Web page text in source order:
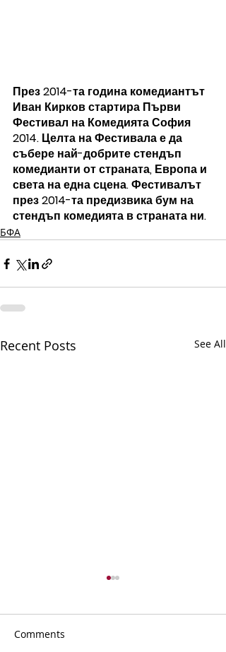
През 2014-та година комедиантът
Иван Кирков стартира Първи
Фестивал на Комедията София
2014. Целта на Фестивала е да
събере най-добрите стендъп
комедианти от страната, Европа и
света на една сцена. Фестивалът
през 2014-та предизвика бум на
стендъп комедията в страната ни.
БФА
Recent Posts See All
Comments